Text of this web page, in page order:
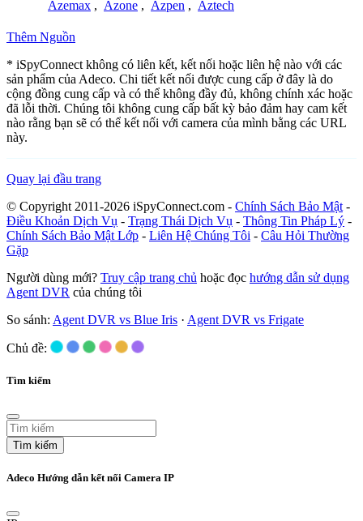
Azemax , Azone , Azpen , Aztech
Thêm Nguồn
* iSpyConnect không có liên kết, kết nối hoặc liên hệ nào với các
sản phẩm của Adeco. Chi tiết kết nối được cung cấp ở đây là do
cộng đồng cung cấp và có thể không đầy đủ, không chính xác hoặc
đã lỗi thời. Chúng tôi không cung cấp bất kỳ bảo đảm hay cam kết
nào rằng bạn sẽ có thể kết nối với camera của mình bằng các URL
này.
Quay lại đầu trang
© Copyright 2011-2026 iSpyConnect.com - Chính Sách Bảo Mật -
Điều Khoản Dịch Vụ - Trạng Thái Dịch Vụ - Thông Tin Pháp Lý -
Chính Sách Bảo Mật Lớp - Liên Hệ Chúng Tôi - Câu Hỏi Thường
Gặp
Người dùng mới? Truy cập trang chủ hoặc đọc hướng dẫn sử dụng
Agent DVR của chúng tôi
So sánh: Agent DVR vs Blue Iris · Agent DVR vs Frigate
Chủ đề:
Tìm kiếm
Tìm kiếm
Adeco Hướng dẫn kết nối Camera IP